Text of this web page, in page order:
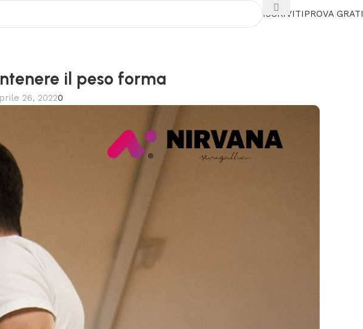
ISCRIVITIPROVA
il peso forma
26, 20220